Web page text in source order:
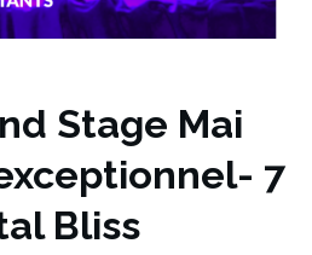
Stage Mai
7
Bliss